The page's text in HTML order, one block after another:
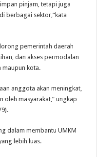
pinjam, tetapi juga
berbagai sektor,”kata
pemerintah daerah
dan akses permodalan
maupun kota.
anggota akan meningkat,
oleh masyarakat,” ungkap
9).
dalam membantu UMKM
lebih luas.